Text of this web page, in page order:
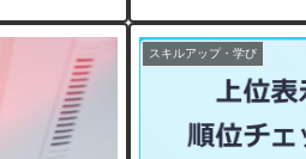
スキルアップ・学び